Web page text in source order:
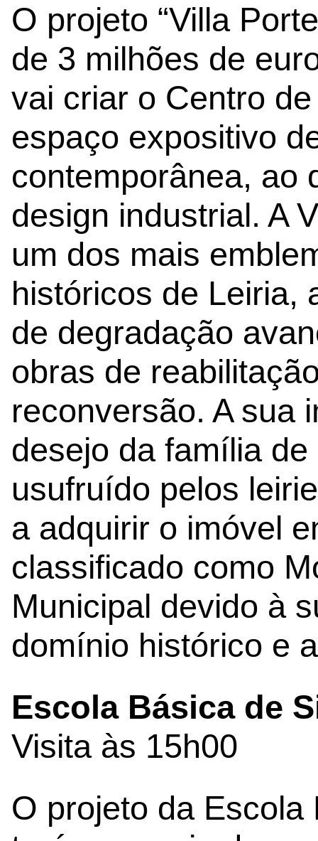
O projeto “Villa
de 3 milhões de
vai criar o Centro
espaço expositivo
contemporânea, ao
design industrial. A
um dos mais
históricos de Leiria,
de degradação
obras de
reconversão. A sua
desejo da família
usufruído pelos
a adquirir o imóvel
classificado como
Municipal devido à
domínio histórico e
Escola Básica de
Visita às 15h00
O projeto da